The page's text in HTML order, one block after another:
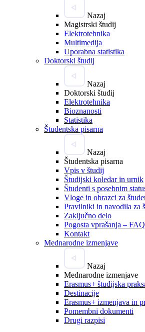
Nazaj
Magistrski študij
Elektrotehnika
Multimedija
Uporabna statistika
Doktorski študij
Nazaj
Doktorski študij
Elektrotehnika
Bioznanosti
Statistika
Študentska pisarna
Nazaj
Študentska pisarna
Vpis v študij
Študijski koledar in urnik
Študenti s posebnim
Vloge in obrazci za
Pravilniki in navodila za
Zaključno delo
Pogosta vprašanja – FAQ
Kontakt
Mednarodne izmenjave
Nazaj
Mednarodne izmenjave
Erasmus+ študijska
Destinacije
Erasmus+ izmenjava in
Pomembni dokumenti
Drugi razpisi